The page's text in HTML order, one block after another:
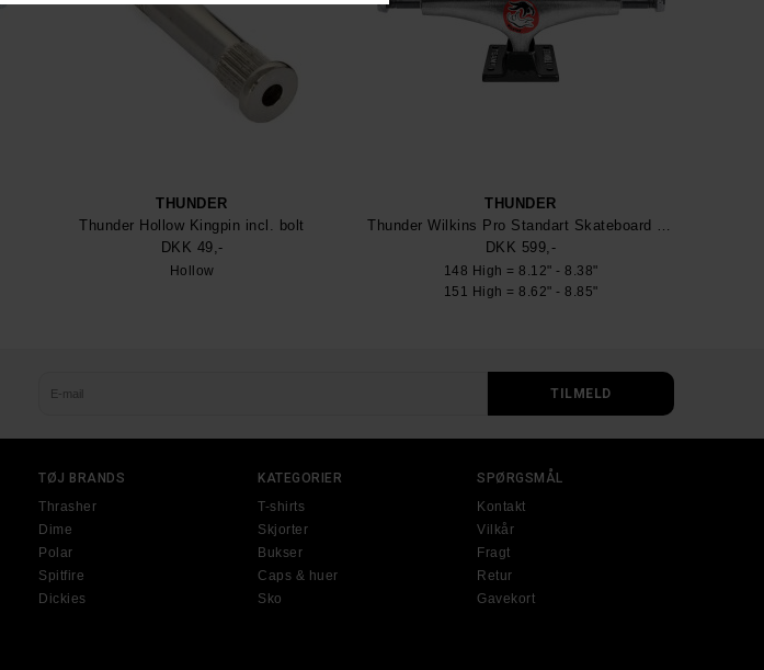
THUNDER
Thunder Hollow Kingpin incl. bolt
DKK 49,-
Hollow
THUNDER
Thunder Wilkins Pro Standart Skateboard Truck
DKK 599,-
148 High = 8.12" - 8.38"
151 High = 8.62" - 8.85"
TØJ BRANDS
Thrasher
Dime
Polar
Spitfire
Dickies
KATEGORIER
T-shirts
Skjorter
Bukser
Caps & huer
Sko
SPØRGSMÅL
Kontakt
Vilkår
Fragt
Retur
Gavekort